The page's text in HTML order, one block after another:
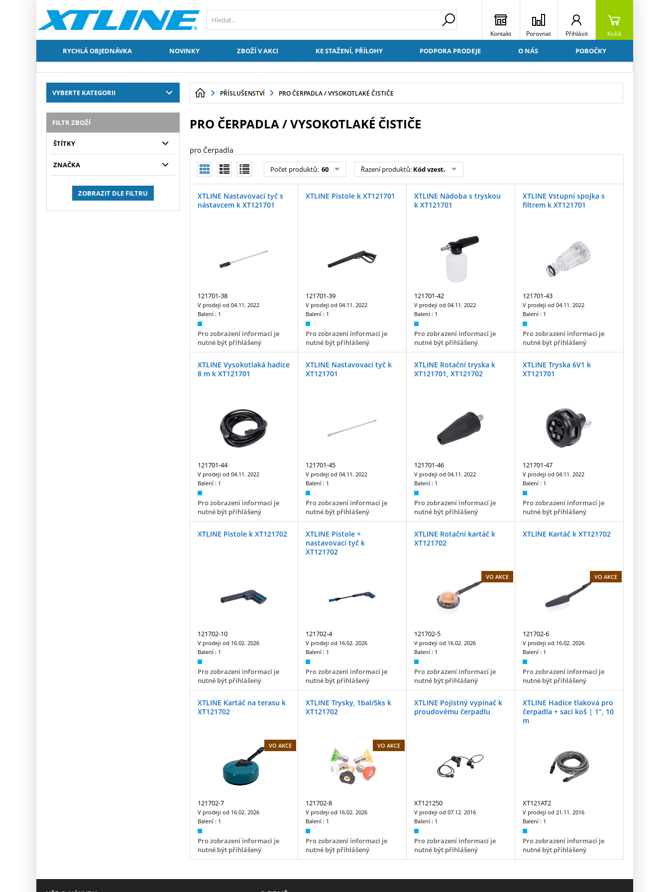
Kontakt Porovnat Přihlásit Košík
RYCHLÁ OBJEDNÁVKA NOVINKY ZBOŽÍ V AKCI KE STAŽENÍ, PŘÍLOHY PODPORA PRODEJE O NÁS POBOČKY
VYBERTE KATEGORII
FILTR ZBOŽÍ
ŠTÍTKY
ZNAČKA
ZOBRAZIT DLE FILTRU
PŘÍSLUŠENSTVÍ PRO ČERPADLA / VYSOKOTLAKÉ ČISTIČE
PRO ČERPADLA / VYSOKOTLAKÉ ČISTIČE
pro Čerpadla
Počet produktů: 60 Řazení produktů: Kód vzest.
XTLINE Nastavovací tyč s
nástavcem k XT121701
121701-38
V prodeji od 04.11. 2022
Balení : 1
Pro zobrazení informací je
nutné být přihlášený
XTLINE Pistole k XT121701
121701-39
V prodeji od04.11. 2022
Balení : 1
Pro zobrazení informací je
nutné být přihlášený
XTLINE Nádoba s tryskou
k XT121701
121701-42
V prodeji od 04.11. 2022
Balení : 1
Pro zobrazení informací je
nutné být přihlášený
XTLINE Vstupní spojka s
filtrem k XT121701
121701-43
V prodeji od 04.11. 2022
Balení : 1
Pro zobrazení informací je
nutné být přihlášený
XTLINE Vysokotlaká hadice
8 m k XT121701
121701-44
V prodeji od 04.11. 2022
Balení : 1
Pro zobrazení informací je
nutné být přihlášený
XTLINE Nastavovací tyč k
XT121701
121701-45
V prodeji od04.11. 2022
Balení : 1
Pro zobrazení informací je
nutné být přihlášený
XTLINE Rotační tryska k
XT121701, XT121702
121701-46
V prodeji od 04.11. 2022
Balení : 1
Pro zobrazení informací je
nutné být přihlášený
XTLINE Tryska 6V1 k
XT121701
121701-47
V prodeji od 04.11. 2022
Balení : 1
Pro zobrazení informací je
nutné být přihlášený
XTLINE Pistole k XT121702
121702-10
V prodeji od 16.02. 2026
Balení : 1
Pro zobrazení informací je
nutné být přihlášený
XTLINE Pistole +
nastavovací tyč k
XT121702
121702-4
V prodeji od 16.02. 2026
Balení : 1
Pro zobrazení informací je
nutné být přihlášený
XTLINE Rotační kartáč k
XT121702
VO AKCE
121702-5
V prodeji od 16.02. 2026
Balení : 1
Pro zobrazení informací je
nutné být přihlášený
XTLINE Kartáč k XT121702
VO AKCE
121702-6
V prodeji od 16.02. 2026
Balení : 1
Pro zobrazení informací je
nutné být přihlášený
XTLINE Kartáč na terasu k
XT121702
VO AKCE
121702-7
V prodeji od 16.02. 2026
Balení : 1
Pro zobrazení informací je
nutné být přihlášený
XTLINE Trysky, 1bal/5ks k
XT121702
VO AKCE
121702-8
V prodeji od 16.02. 2026
Balení : 1
Pro zobrazení informací je
nutné být přihlášený
XTLINE Pojistný vypínač k
proudovému čerpadlu
XT121250
V prodeji od 07.12. 2016
Balení : 1
Pro zobrazení informací je
nutné být přihlášený
XTLINE Hadice tlaková pro
čerpadla + sací koš | 1”, 10
m
XT121AT2
V prodeji od 21.11. 2016
Balení : 1
Pro zobrazení informací je
nutné být přihlášený